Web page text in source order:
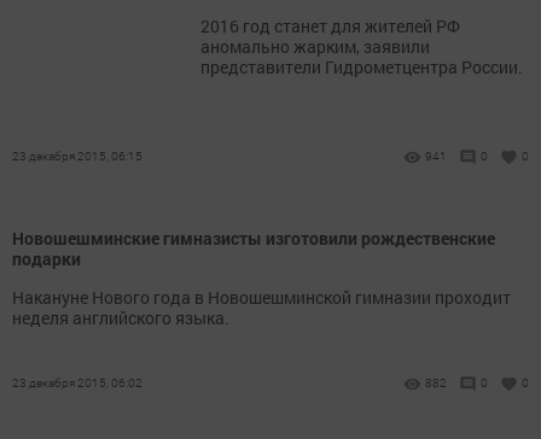
2016 год станет для жителей РФ
аномально жарким, заявили
представители Гидрометцентра России.
23 декабря 2015, 06:15 941 0 0
Новошешминские гимназисты изготовили рождественские
подарки
Накануне Нового года в Новошешминской гимназии проходит
неделя английского языка.
23 декабря 2015, 06:02 882 0 0